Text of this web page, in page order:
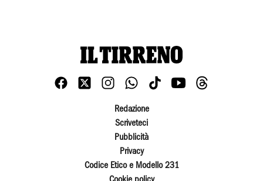
Redazione
Scriveteci
Pubblicità
Privacy
Codice Etico e Modello 231